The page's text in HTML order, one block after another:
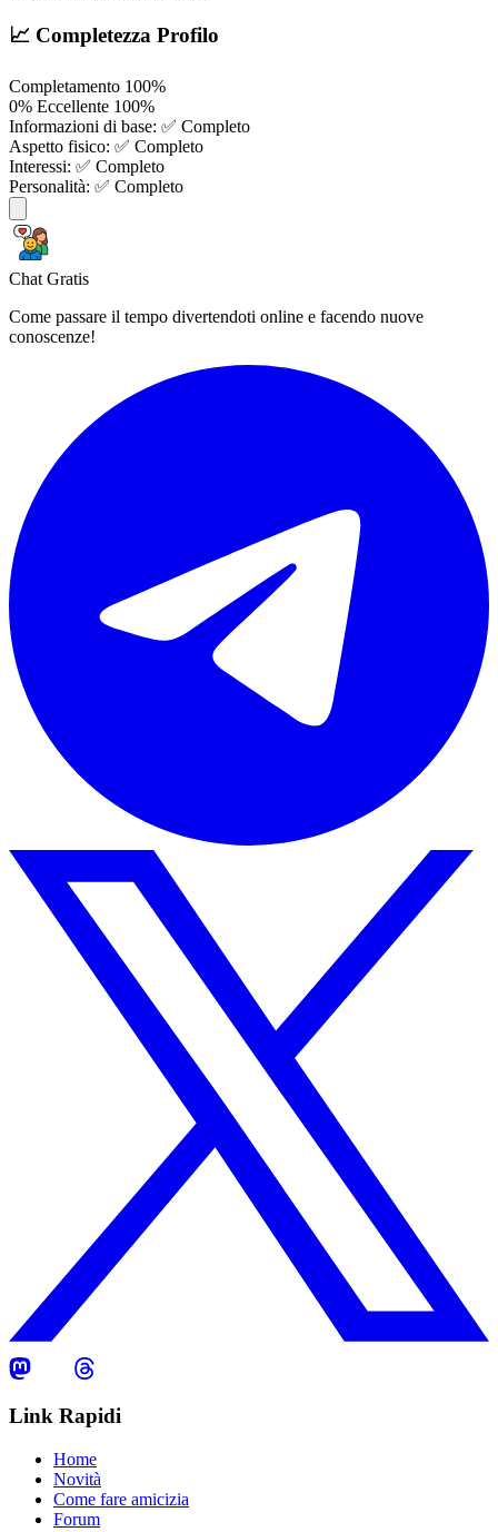
📈 Completezza Profilo
Completamento 100%
0% Eccellente 100%
Informazioni di base: ✅ Completo
Aspetto fisico: ✅ Completo
Interessi: ✅ Completo
Personalità: ✅ Completo
Chat Gratis
Come passare il tempo divertendoti online e facendo nuove
conoscenze!
Link Rapidi
Home
Novità
Come fare amicizia
Forum